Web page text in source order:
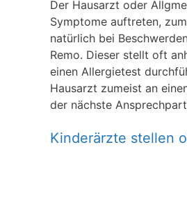
Der Hausarzt oder
Symptome auftreten,
natürlich bei
Remo. Dieser stellt oft
einen Allergietest
Hausarzt zumeist an
der nächste
Kinderärzte stellen